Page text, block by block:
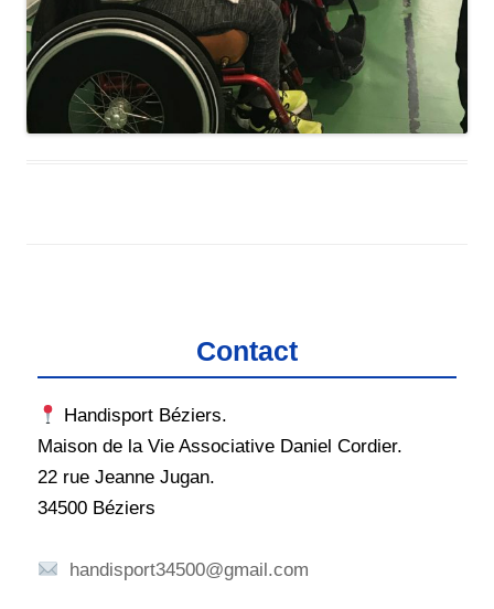
Contact
Handisport Béziers.
Maison de la Vie Associative Daniel Cordier.
22 rue Jeanne Jugan.
34500 Béziers
handisport34500@gmail.com